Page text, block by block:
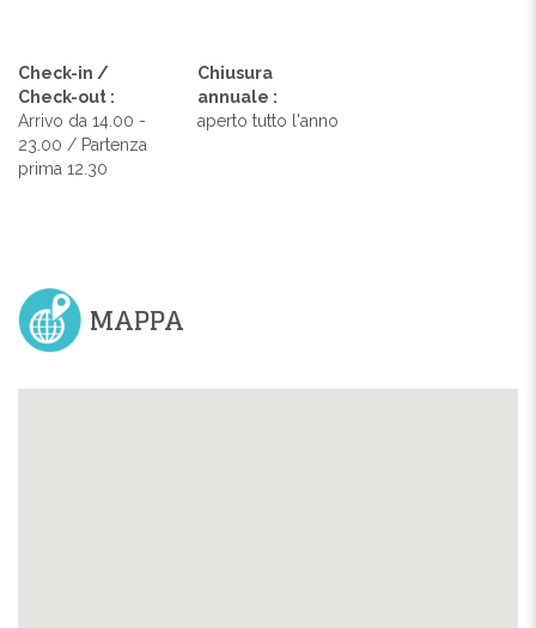
Check-in /
Check-out :
Arrivo da 14.00 -
23.00 / Partenza
prima 12.30
Chiusura
annuale :
aperto tutto l'anno
MAPPA